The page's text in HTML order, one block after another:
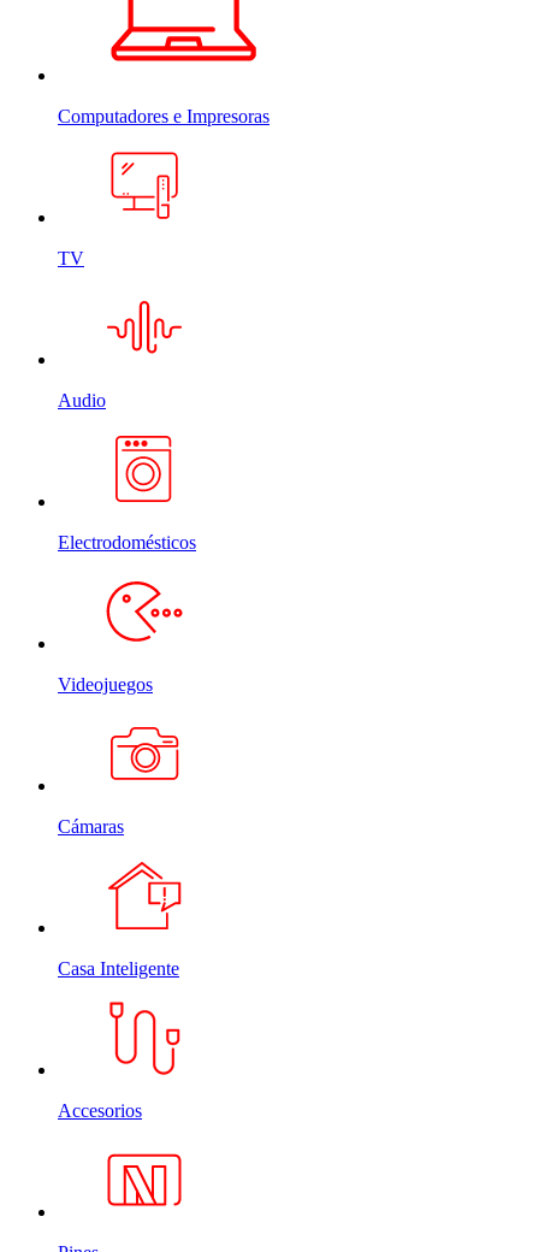
Computadores e Impresoras
TV
Audio
Electrodomésticos
Videojuegos
Cámaras
Casa Inteligente
Accesorios